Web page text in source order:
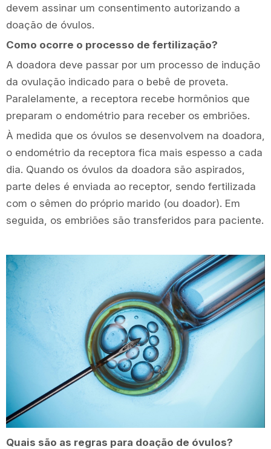
devem assinar um consentimento autorizando a
doação de óvulos.
Como ocorre o processo de fertilização?
A doadora deve passar por um processo de indução
da ovulação indicado para o bebê de proveta.
Paralelamente, a receptora recebe hormônios que
preparam o endométrio para receber os embriões.
À medida que os óvulos se desenvolvem na doadora,
o endométrio da receptora fica mais espesso a cada
dia. Quando os óvulos da doadora são aspirados,
parte deles é enviada ao receptor, sendo fertilizada
com o sêmen do próprio marido (ou doador). Em
seguida, os embriões são transferidos para paciente.
Quais são as regras para doação de óvulos?